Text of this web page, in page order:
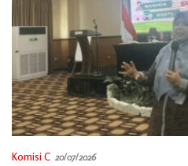
Komisi C 20/07/2026